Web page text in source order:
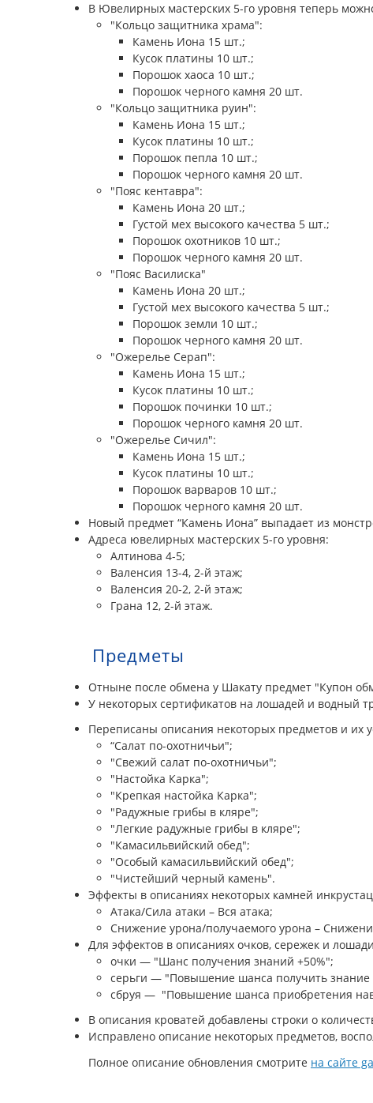
В Ювелирных мастерских 5-го уровня теперь
"Кольцо защитника храма":
Камень Иона 15 шт.;
Кусок платины 10 шт.;
Порошок хаоса 10 шт.;
Порошок черного камня 20 шт.
"Кольцо защитника руин":
Камень Иона 15 шт.;
Кусок платины 10 шт.;
Порошок пепла 10 шт.;
Порошок черного камня 20 шт.
"Пояс кентавра":
Камень Иона 20 шт.;
Густой мех высокого качества 5 шт.;
Порошок охотников 10 шт.;
Порошок черного камня 20 шт.
"Пояс Василиска"
Камень Иона 20 шт.;
Густой мех высокого качества 5 шт.;
Порошок земли 10 шт.;
Порошок черного камня 20 шт.
"Ожерелье Серап":
Камень Иона 15 шт.;
Кусок платины 10 шт.;
Порошок починки 10 шт.;
Порошок черного камня 20 шт.
"Ожерелье Сичил":
Камень Иона 15 шт.;
Кусок платины 10 шт.;
Порошок варваров 10 шт.;
Порошок черного камня 20 шт.
Новый предмет “Камень Иона” выпадает из
Адреса ювелирных мастерских 5-го уровня:
Алтинова 4-5;
Валенсия 13-4, 2-й этаж;
Валенсия 20-2, 2-й этаж;
Грана 12, 2-й этаж.
Предметы
Отныне после обмена у Шакату предмет "Купон
У некоторых сертификатов на лошадей и водный
Переписаны описания некоторых предметов и их
“Салат по-охотничьи";
"Свежий салат по-охотничьи";
"Настойка Карка";
"Крепкая настойка Карка";
"Радужные грибы в кляре";
"Легкие радужные грибы в кляре";
"Камасильвийский обед";
"Особый камасильвийский обед";
"Чистейший черный камень".
Эффекты в описаниях некоторых камней
Атака/Сила атаки – Вся атака;
Снижение урона/получаемого урона –
Для эффектов в описаниях очков, сережек и
очки — "Шанс получения знаний +50%";
серьги — "Повышение шанса получить знание
сбруя — "Повышение шанса приобретения
В описания кроватей добавлены строки о
Исправлено описание некоторых предметов,
Полное описание обновления смотрите на сайте